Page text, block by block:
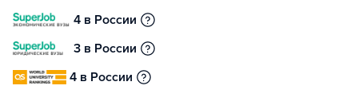
4 в России
3 в России
4 в России